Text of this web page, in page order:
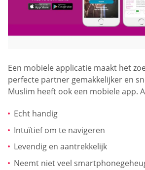
Een mobiele applicatie maakt het
perfecte partner gemakkelijker en
Muslim heeft ook een mobiele app.
Echt handig
Intuïtief om te navigeren
Levendig en aantrekkelijk
Neemt niet veel